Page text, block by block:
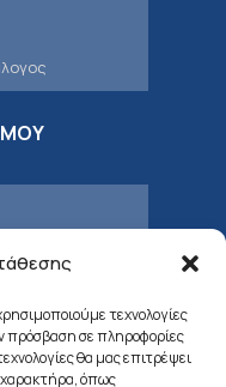
τεχνολογίες
πρόσβαση σε πληροφορίες
θα μας επιτρέψει
όπως